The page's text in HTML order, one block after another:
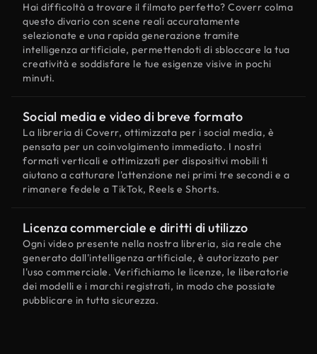
Hai difficoltà a trovare il filmato perfetto? Coverr colma
questo divario con scene reali accuratamente
selezionate e una rapida generazione tramite
intelligenza artificiale, permettendoti di sbloccare la tua
creatività e soddisfare le tue esigenze visive in pochi
minuti.
Social media e video di breve formato
La libreria di Coverr, ottimizzata per i social media, è
pensata per un coinvolgimento immediato. I nostri
formati verticali e ottimizzati per dispositivi mobili ti
aiutano a catturare l'attenzione nei primi tre secondi e a
rimanere fedele a TikTok, Reels e Shorts.
Licenza commerciale e diritti di utilizzo
Ogni video presente nella nostra libreria, sia reale che
generato dall'intelligenza artificiale, è autorizzato per
l'uso commerciale. Verifichiamo le licenze, le liberatorie
dei modelli e i marchi registrati, in modo che possiate
pubblicare in tutta sicurezza.